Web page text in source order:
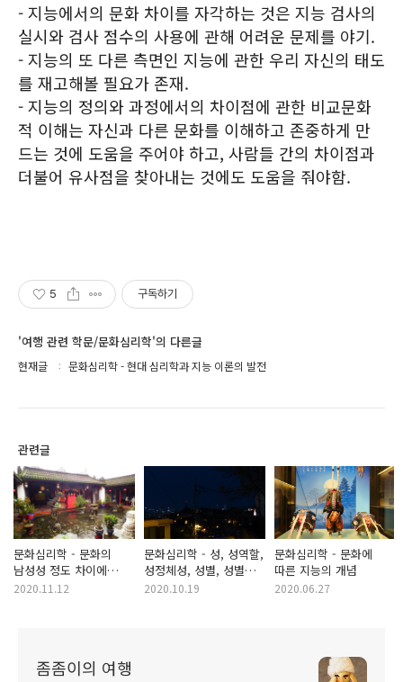
- 지능에서의 문화 차이를 자각하는 것은 지능 검사의
실시와 검사 점수의 사용에 관해 어려운 문제를 야기.
- 지능의 또 다른 측면인 지능에 관한 우리 자신의 태도
를 재고해볼 필요가 존재.
- 지능의 정의와 과정에서의 차이점에 관한 비교문화
적 이해는 자신과 다른 문화를 이해하고 존중하게 만
드는 것에 도움을 주어야 하고, 사람들 간의 차이점과
더불어 유사점을 찾아내는 것에도 도움을 줘야함.
5 구독하기
'여행 관련 학문/문화심리학'의 다른글
현재글 문화심리학 - 현대 심리학과 지능 이론의 발전
관련글
문화심리학 - 문화의
남성성 정도 차이에
따른 성행동 및 종교에
2020.11.12
문화심리학 - 성, 성역할,
성정체성, 성별, 성별
역할, 성별 정체성, 성별
2020.10.19
문화심리학 - 문화에
따른 지능의 개념
2020.06.27
좀좀이의 여행